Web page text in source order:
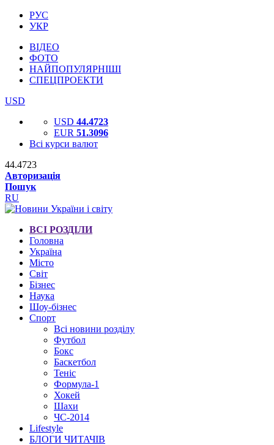
РУС
УКР
ВІДЕО
ФОТО
НАЙПОПУЛЯРНІШІ
СПЕЦПРОЕКТИ
USD
USD 44.4723
EUR 51.3096
Всі курси валют
44.4723
Авторизація
Пошук
RU
ВСІ РОЗДІЛИ
Головна
Україна
Місто
Світ
Бізнес
Наука
Шоу-бізнес
Спорт
Всі новини розділу
Футбол
Бокс
Баскетбол
Теніс
Формула-1
Хокей
Шахи
ЧС-2014
Lifestyle
БЛОГИ ЧИТАЧІВ